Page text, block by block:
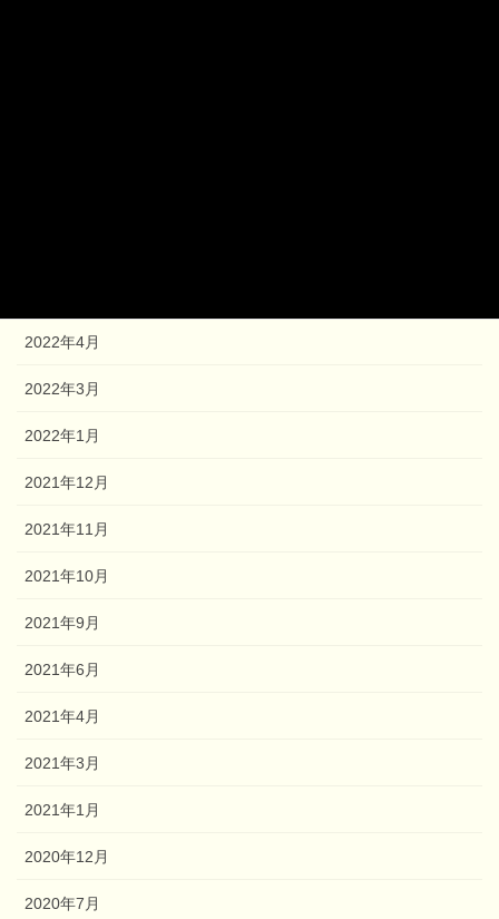
2022年4月
2022年3月
2022年1月
2021年12月
2021年11月
2021年10月
2021年9月
2021年6月
2021年4月
2021年3月
2021年1月
2020年12月
2020年7月